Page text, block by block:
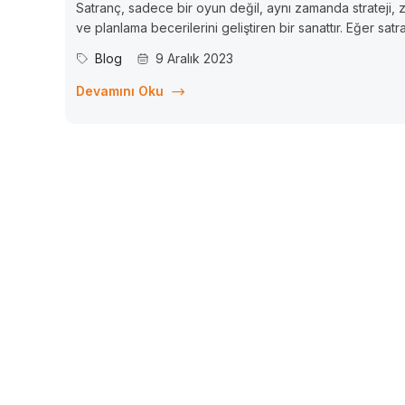
Satranç, sadece bir oyun değil, aynı zamanda strateji,
ve planlama becerilerini geliştiren bir sanattır. Eğer
Vitamin Kurs size kendi satranç eğitim kursunuzu açma
sunar. İşte bu heyecan verici dünyada kendi kursunuzu...
Blog 9 Aralık 2023
Devamını Oku